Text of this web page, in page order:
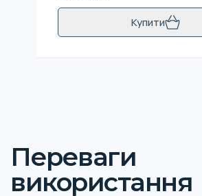
Купити
Переваги
використання